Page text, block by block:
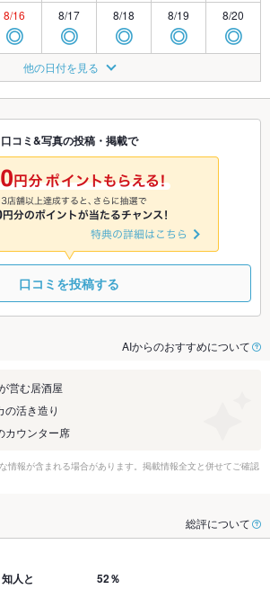
8/16
◎
8/17
◎
8/18
◎
8/19
◎
8/20
◎
8/23
◎
8/24
◎
8/25
◎ ◎ ◎
8/30
◎
8/31
◎
9/1
◎
9/2 9/3
9/6
休 ◎ ◎ ◎
他の日付を見る
口コミ&写真の投稿・掲載で
口コミを投稿する
AIからのおすすめについて
営む居酒屋
の活き造り
カウンター席
情報が含まれる場合があります。掲載情報全文と併せてご確認
総評について
人と
52％